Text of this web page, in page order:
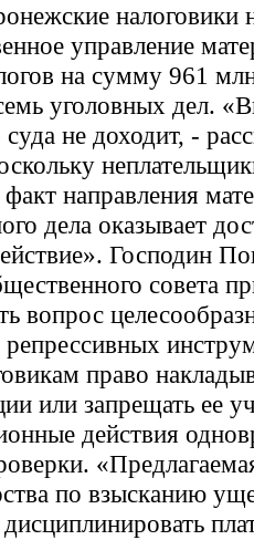
налоговики
управление
на сумму 961
уголовных дел.
не доходит, -
направления
дела оказывает
Господин
совета
вопрос
репрессивных
право
или запрещать ее
действия
по взысканию